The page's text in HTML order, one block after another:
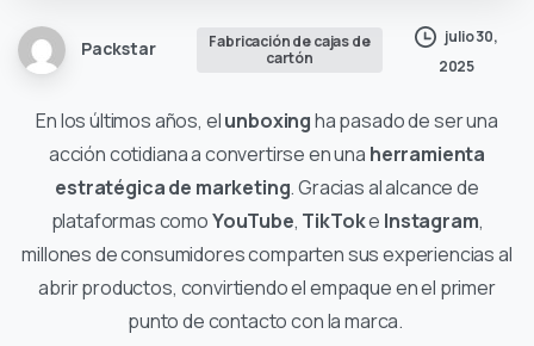
Packstar
Fabricación de cajas de
cartón
julio 30,
2025
En los últimos años, elunboxingha pasado de ser una
acción cotidiana a convertirse en una herramienta
estratégica de marketing. Gracias al alcance de
plataformas comoYouTube, TikToke Instagram,
millones de consumidores comparten sus experiencias al
abrir productos, convirtiendo el empaque en el primer
punto de contacto con la marca.